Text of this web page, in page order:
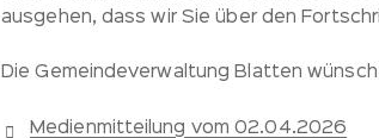
ausgehen, dass wir Sie über den
Die Gemeindeverwaltung Blatten
Medienmitteilung vom 02.04.2026